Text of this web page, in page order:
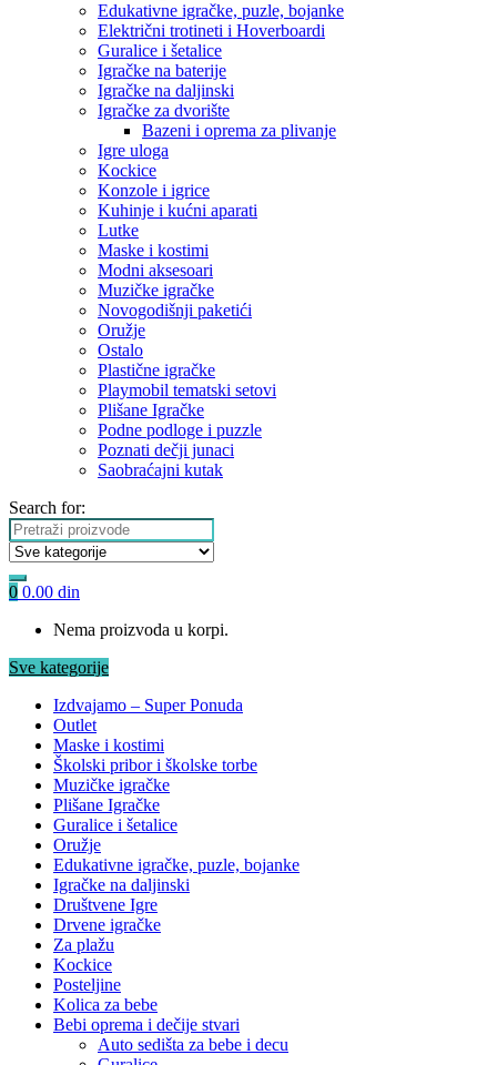
Edukativne igračke, puzle, bojanke
Električni trotineti i Hoverboardi
Guralice i šetalice
Igračke na baterije
Igračke na daljinski
‎Igračke za dvorište
Bazeni i oprema za plivanje
Igre uloga
Kockice
Konzole i igrice
Kuhinje i kućni aparati
Lutke
Maske i kostimi
Modni aksesoari
Muzičke igračke
Novogodišnji paketići
Oružje
Ostalo
Plastične igračke
Playmobil tematski setovi
Plišane Igračke
Podne podloge i puzzle
Poznati dečji junaci
Saobraćajni kutak
Search for:
0 0.00 din
Nema proizvoda u korpi.
Sve kategorije
Izdvajamo – Super Ponuda
Outlet
Maske i kostimi
Školski pribor i školske torbe
Muzičke igračke
Plišane Igračke
Guralice i šetalice
Oružje
Edukativne igračke, puzle, bojanke
Igračke na daljinski
Društvene Igre
Drvene igračke
Za plažu
Kockice
Posteljine
Kolica za bebe
Bebi oprema i dečije stvari
Auto sedišta za bebe i decu